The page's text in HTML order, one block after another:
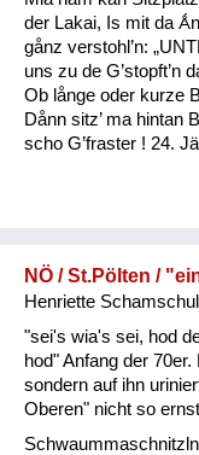
der Lakai, Is mit da
gånz verstohl’n:
uns zu de G’stopft’n
Ob långe oder kurze
Dånn sitz’ ma hintan
scho G’fraster ! 24.
NÖ / St.Pölten /
Henriette
"sei's wia's sei, hod
hod" Anfang der
sondern auf ihn
Oberen" nicht so